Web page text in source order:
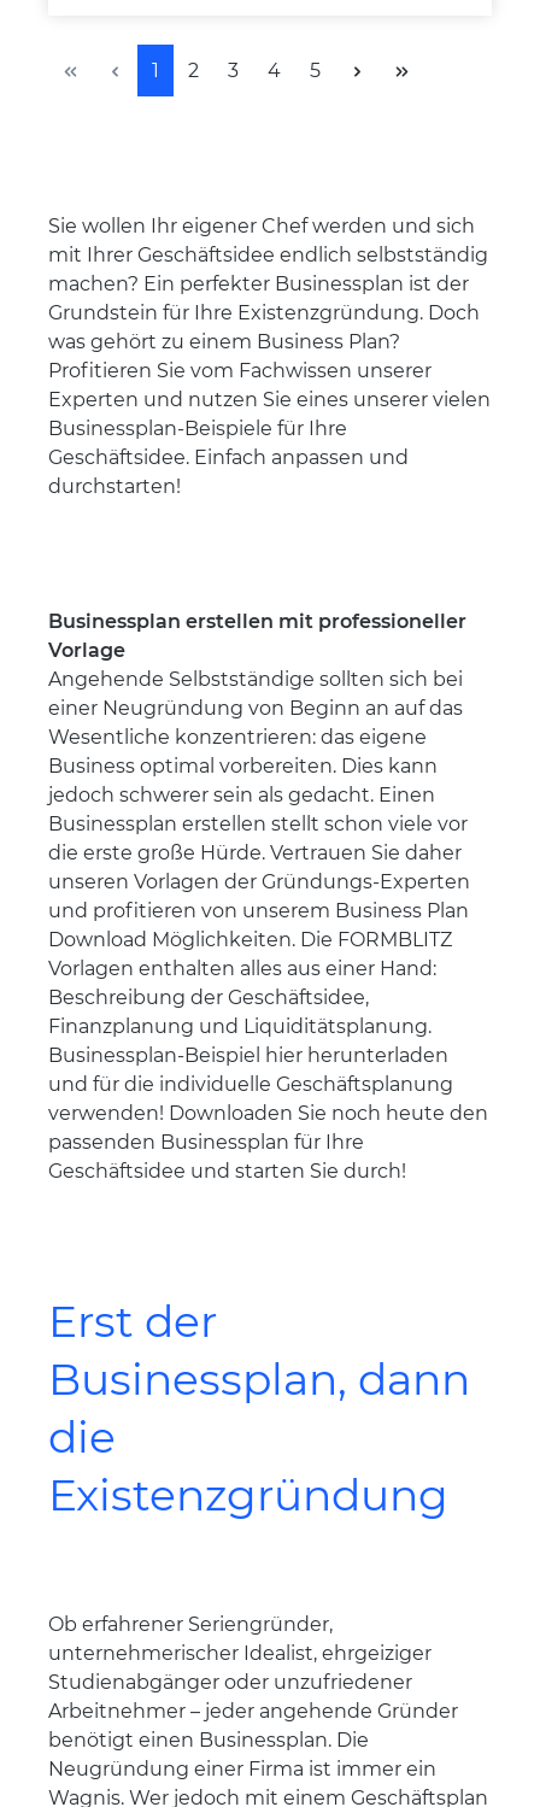
Seite
1 Seite
2 Seite
3 Seite
4 Seite
5
Sie wollen Ihr eigener Chef werden und sich
mit Ihrer Geschäftsidee endlich selbstständig
machen? Ein perfekter Businessplan ist der
Grundstein für Ihre Existenzgründung. Doch
was gehört zu einem Business Plan?
Profitieren Sie vom Fachwissen unserer
Experten und nutzen Sie eines unserer vielen
Businessplan-Beispiele für Ihre
Geschäftsidee. Einfach anpassen und
durchstarten!
Businessplan erstellen mit professioneller
Vorlage
Angehende Selbstständige sollten sich bei
einer Neugründung von Beginn an auf das
Wesentliche konzentrieren: das eigene
Business optimal vorbereiten. Dies kann
jedoch schwerer sein als gedacht. Einen
Businessplan erstellen stellt schon viele vor
die erste große Hürde. Vertrauen Sie daher
unseren Vorlagen der Gründungs-Experten
und profitieren von unserem Business Plan
Download Möglichkeiten. Die FORMBLITZ
Vorlagen enthalten alles aus einer Hand:
Beschreibung der Geschäftsidee,
Finanzplanung und Liquiditätsplanung.
Businessplan-Beispiel hier herunterladen
und für die individuelle Geschäftsplanung
verwenden! Downloaden Sie noch heute den
passenden Businessplan für Ihre
Geschäftsidee und starten Sie durch!
Erst der
Businessplan, dann
die
Existenzgründung
Ob erfahrener Seriengründer,
unternehmerischer Idealist, ehrgeiziger
Studienabgänger oder unzufriedener
Arbeitnehmer – jeder angehende Gründer
benötigt einen Businessplan. Die
Neugründung einer Firma ist immer ein
Wagnis. Wer jedoch mit einem Geschäftsplan